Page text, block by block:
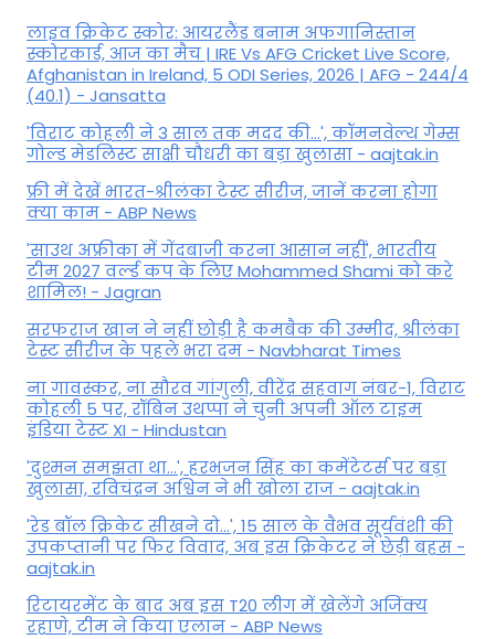
लाइव क्रिकेट स्कोर: आयरलैंड बनाम अफगानिस्तान
स्कोरकार्ड, आज का मैच | IRE Vs AFG Cricket Live Score,
Afghanistan in Ireland, 5 ODI Series, 2026 | AFG - 244/4
(40.1) - Jansatta
'विराट कोहली ने 3 साल तक मदद की...', कॉमनवेल्थ गेम्स
गोल्ड मेडलिस्ट साक्षी चौधरी का बड़ा खुलासा - aajtak.in
फ्री में देखें भारत-श्रीलंका टेस्ट सीरीज, जानें करना होगा
क्या काम - ABP News
'साउथ अफ्रीका में गेंदबाजी करना आसान नहीं', भारतीय
टीम 2027 वर्ल्‍ड कप के लिए Mohammed Shami को करे
शामिल! - Jagran
सरफराज खान ने नहीं छोड़ी है कमबैक की उम्मीद, श्रीलंका
टेस्ट सीरीज के पहले भरा दम - Navbharat Times
ना गावस्कर, ना सौरव गांगुली, वीरेंद्र सहवाग नंबर-1, विराट
कोहली 5 पर, रॉबिन उथप्पा ने चुनी अपनी ऑल टाइम
इंडिया टेस्ट XI - Hindustan
'दुश्मन समझता था...', हरभजन सिंह का कमेंटेटर्स पर बड़ा
खुलासा, रव‍िचंद्रन अश्विन ने भी खोला राज - aajtak.in
'रेड बॉल क्रिकेट सीखने दो...', 15 साल के वैभव सूर्यवंशी की
उपकप्तानी पर फ‍िर व‍िवाद, अब इस क्रिकेटर ने छेड़ी बहस -
aajtak.in
रिटायरमेंट के बाद अब इस T20 लीग में खेलेंगे अजिंक्य
रहाणे, टीम ने किया एलान - ABP News